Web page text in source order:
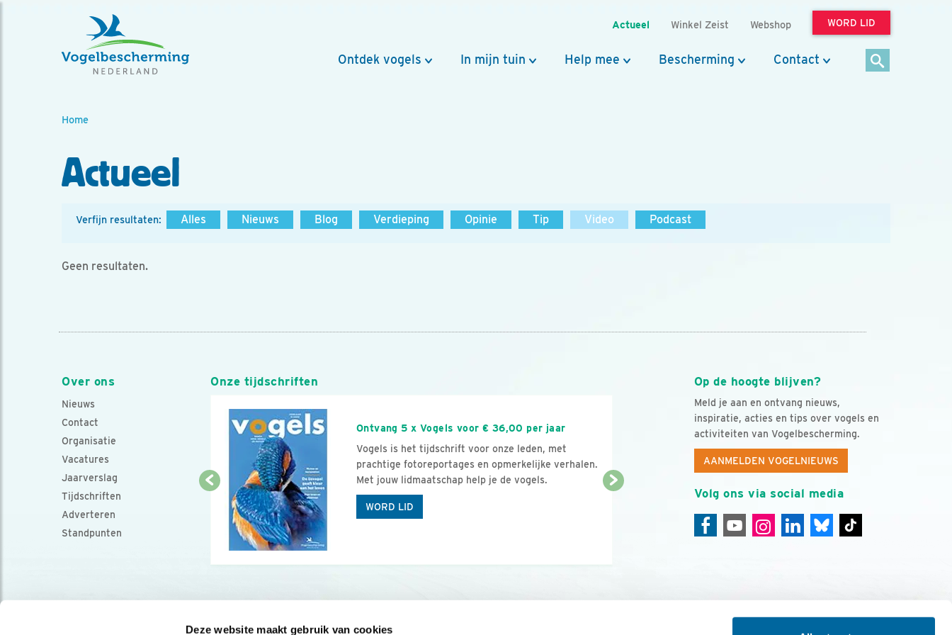
Deze website maakt gebruik van cookies
Actueel Winkel Zeist Webshop WORD LID
Ontdek vogels In mijn tuin Help mee Bescherming Contact
Home
Actueel
Verfijn resultaten: Alles Nieuws Blog Verdieping Opinie Tip Video Podcast
Geen resultaten.
Over ons
Nieuws
Contact
Organisatie
Vacatures
Jaarverslag
Tijdschriften
Adverteren
Standpunten
Op de hoogte blijven?
Meld je aan en ontvang nieuws,
inspiratie, acties en tips over vogels en
activiteiten van Vogelbescherming.
AANMELDEN VOGELNIEUWS
Volg ons via social media
Onze tijdschriften
Ontvang 5 x Vogels voor € 36,00 per jaar
Vogels is het tijdschrift voor onze leden, met
prachtige fotoreportages en opmerkelijke verhalen.
Met jouw lidmaatschap help je de vogels.
WORD LID